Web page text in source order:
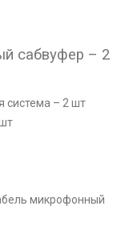
сабвуфер – 2
система – 2 шт
микрофонный